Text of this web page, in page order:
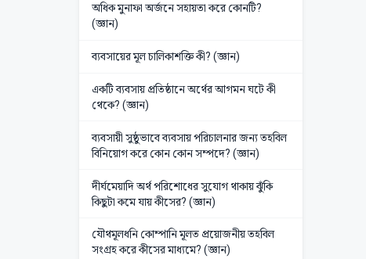
অধিক মুনাফা অর্জনে সহায়তা করে কোনটি?
(জ্ঞান)
ব্যবসায়ের মূল চালিকাশক্তি কী? (জ্ঞান)
একটি ব্যবসায় প্রতিষ্ঠানে অর্থের আগমন ঘটে কী
থেকে? (জ্ঞান)
ব্যবসায়ী সুষ্ঠুভাবে ব্যবসায় পরিচালনার জন্য তহবিল
বিনিয়োগ করে কোন কোন সম্পদে? (জ্ঞান)
দীর্ঘমেয়াদি অর্থ পরিশোধের সুযোগ থাকায় ঝুঁকি
কিছুটা কমে যায় কীসের? (জ্ঞান)
যৌথমূলধনি কোম্পানি মূলত প্রয়োজনীয় তহবিল
সংগ্রহ করে কীসের মাধ্যমে? (জ্ঞান)